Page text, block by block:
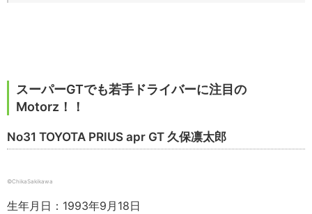
スーパーGTでも若手ドライバーに注目の
Motorz！！
No31 TOYOTA PRIUS apr GT 久保凛太郎
©ChikaSakikawa
生年月日：1993年9月18日